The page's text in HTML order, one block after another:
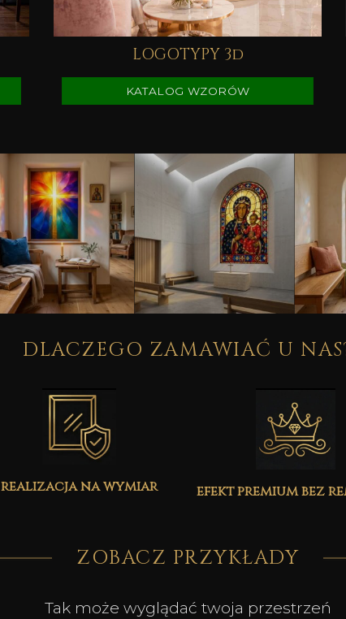
LOGOTYPY 3d
KATALOG WZORÓW
DLACZEGO ZAMAWIAĆ U
realizacja na wymiar efekt premium bez
ZOBACZ PRZYKŁADY
Tak może wyglądać twoja przestrzeń